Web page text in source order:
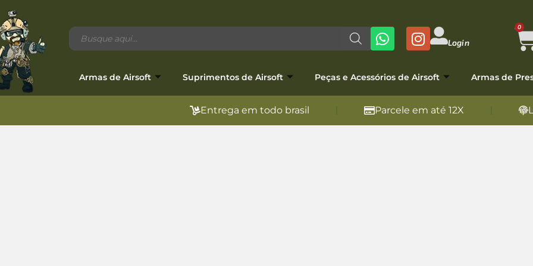
Login
0
Armas de Airsoft Suprimentos de Airsoft Peças e Acessórios de Airsoft Armas de
Entrega em todo brasil Parcele em até 12X